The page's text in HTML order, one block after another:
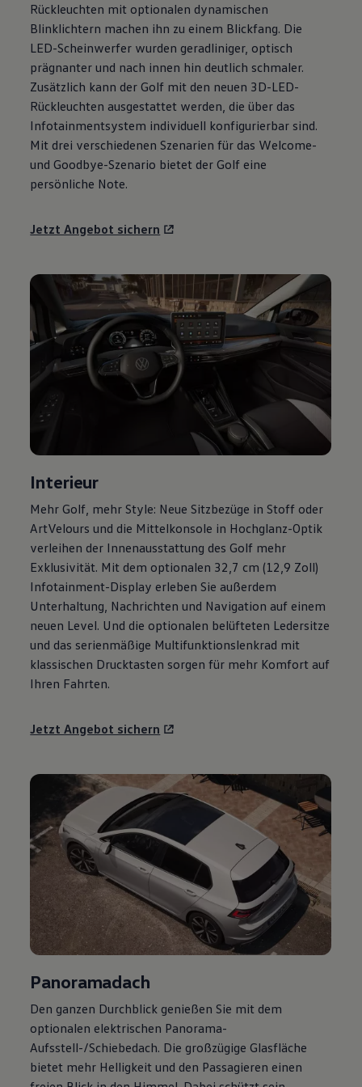
Motorenöl und Flüssigkeiten
Räder und Reifen
Pannen- und Unfallhilfe
Economy Service
Volkswagen Teile
Zubehör
Modellspezifisches Zubehör
Schutz und Pflege
Transport
Entertainment und Elektronik
Individualisieren
Wallbox und Ladekabel
Digitale Extras
Handy und Fahrzeug verbinden
Vorgängermodelle
Kundeninformationen
Volkswagen Kundenbetreuung
Warn- und Kontrollleuchten
Assistenzsysteme
Digitale Betriebsanleitung
Live Beratung
Magazin
Lifestyle
Transport
Volkswagen Kundenbetreuung
Rückleuchten mit optionalen dynamischen
Blinklichtern machen ihn zu einem Blickfang. Die
LED-Scheinwerfer wurden geradliniger, optisch
prägnanter und nach innen hin deutlich schmaler.
Zusätzlich kann der Golf mit den neuen 3D-LED-
Rückleuchten ausgestattet werden, die über das
Infotainmentsystem individuell konfigurierbar sind.
Mit drei verschiedenen Szenarien für das Welcome-
und Goodbye-Szenario bietet der Golf eine
persönliche Note.
Jetzt Angebot sichern
Interieur
Mehr Golf , mehr Style: Neue Sitzbezüge in Stoff oder
ArtVelours und die Mittelkonsole in Hochglanz-Optik
verleihen der Innenausstattung des Golf mehr
Exklusivität. Mit dem optionalen 32,7 cm (12,9 Zoll)
Infotainment-Display erleben Sie außerdem
Unterhaltung, Nachrichten und Navigation auf einem
neuen Level. Und die optionalen belüfteten Ledersitze
und das serienmäßige Multifunktionslenkrad mit
klassischen Drucktasten sorgen für mehr Komfort auf
Ihren Fahrten.
Jetzt Angebot sichern
Panoramadach
Den ganzen Durchblick genießen Sie mit dem
optionalen elektrischen Panorama-
Aufsstell-/Schiebedach. Die großzügige Glasfläche
bietet mehr Helligkeit und den Passagieren einen